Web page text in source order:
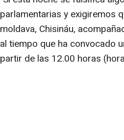
parlamentarias y exigiremos
moldava, Chisináu,
al tiempo que ha convocado
partir de las 12.00 horas